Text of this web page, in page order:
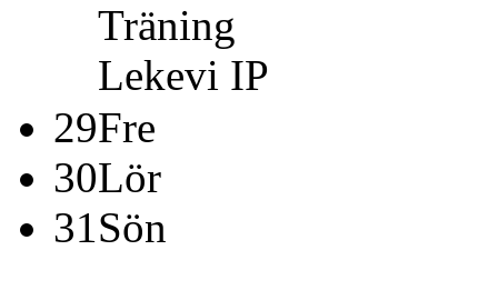
Träning
Lekevi IP
29Fre
30Lör
31Sön